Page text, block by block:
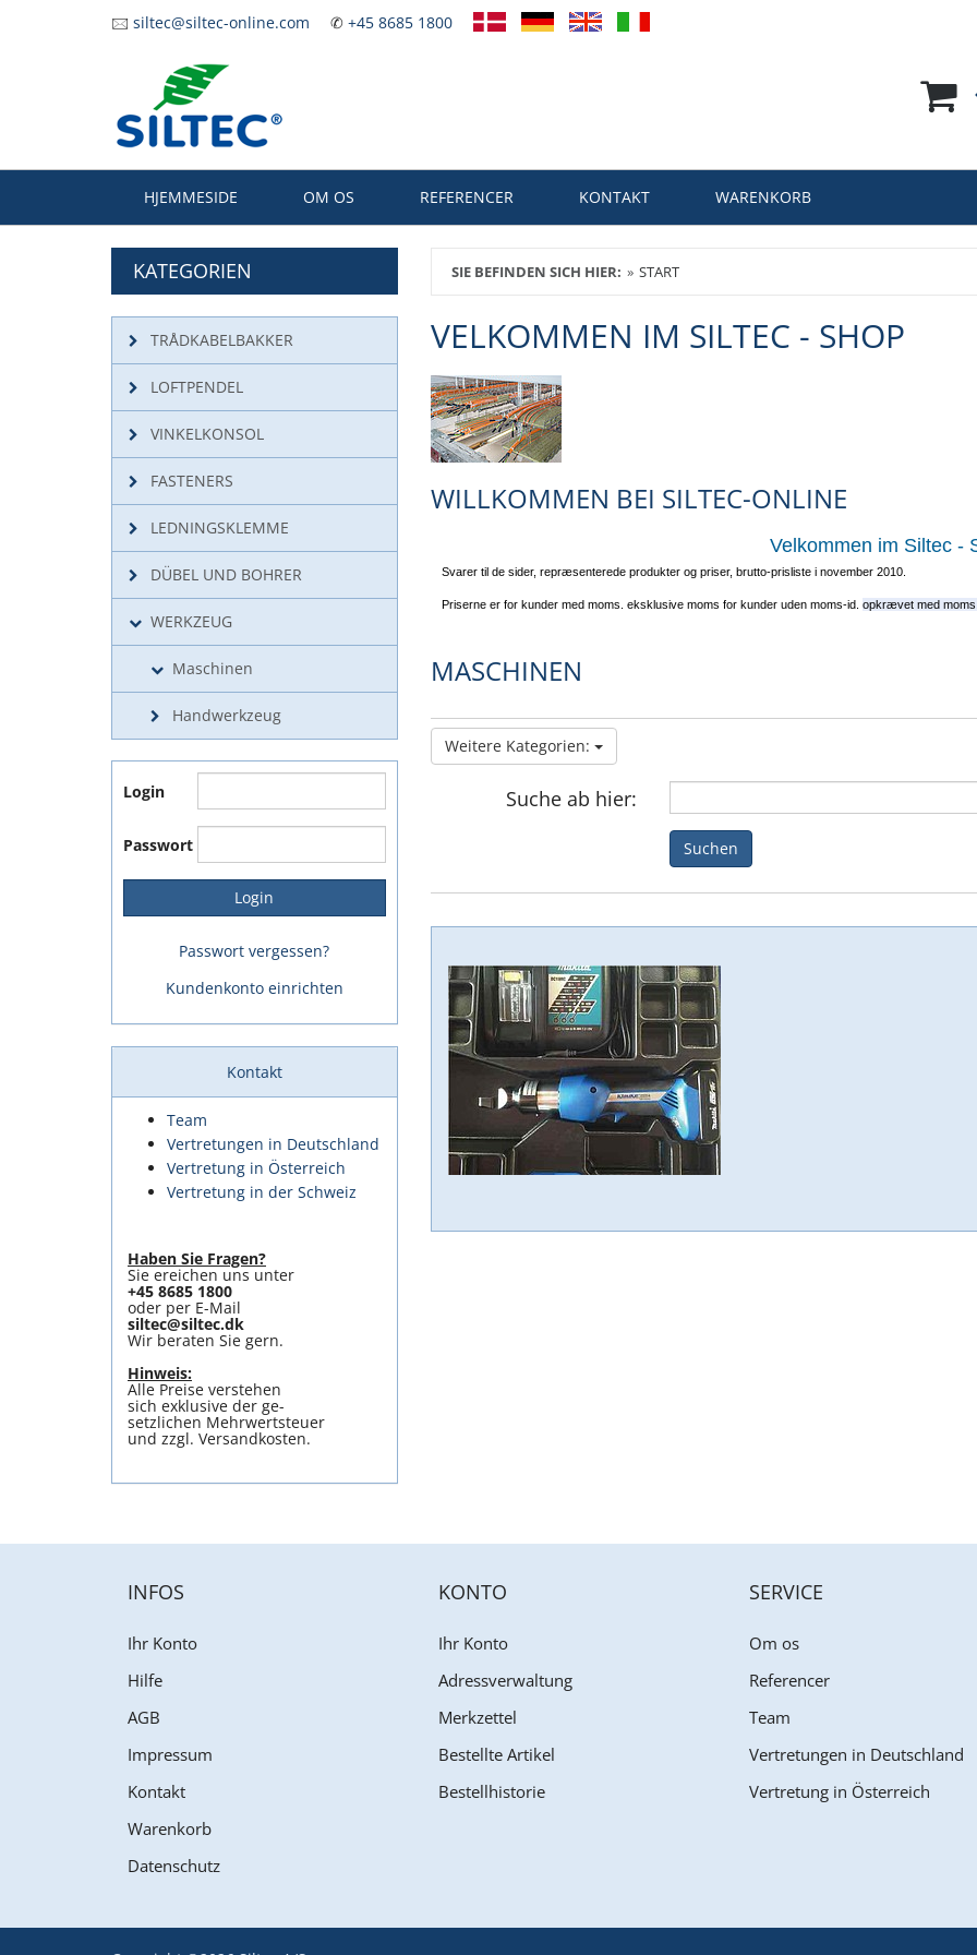
🖂 siltec@siltec-online.com ✆ +45 8685 1800
HJEMMESIDE OM OS REFERENCER KONTAKT WARENKORB
SIE BEFINDEN SICH HIER: START
VELKOMMEN IM SILTEC - SHOP
WILLKOMMEN BEI SILTEC-ONLINE
Velkommen im Siltec -
Svarer til de sider, repræsenterede produkter og priser, brutto-prisliste i november 2010.
Priserne er for kunder med moms. eksklusive moms for kunder uden moms-id. opkrævet med moms.
MASCHINEN
Weitere Kategorien:
Suche ab hier:
Suchen
KATEGORIEN
TRÅDKABELBAKKER
LOFTPENDEL
VINKELKONSOL
FASTENERS
LEDNINGSKLEMME
DÜBEL UND BOHRER
WERKZEUG
Maschinen
Handwerkzeug
Login
Passwort
Passwort vergessen?
Kundenkonto einrichten
Kontakt
Team
Vertretungen in Deutschland
Vertretung in Österreich
Vertretung in der Schweiz
Haben Sie Fragen?
Sie ereichen uns unter
+45 8685 1800
oder per E-Mail
siltec@siltec.dk
Wir beraten Sie gern.
Hinweis:
Alle Preise verstehen
sich exklusive der ge-
setzlichen Mehrwertsteuer
und zzgl. Versandkosten.
INFOS
Ihr Konto
Hilfe
AGB
Impressum
Kontakt
Warenkorb
Datenschutz
KONTO
Ihr Konto
Adressverwaltung
Merkzettel
Bestellte Artikel
Bestellhistorie
SERVICE
Om os
Referencer
Team
Vertretungen in Deutschland
Vertretung in Österreich